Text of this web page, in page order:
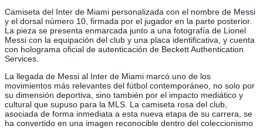
Camiseta del Inter de Miami personalizada con el nombre de Messi
y el dorsal número 10, firmada por el jugador en la parte posterior.
La pieza se presenta enmarcada junto a una fotografía de Lionel
Messi con la equipación del club y una placa identificativa, y cuenta
con holograma oficial de autenticación de Beckett Authentication
Services.
La llegada de Messi al Inter de Miami marcó uno de los
movimientos más relevantes del fútbol contemporáneo, no solo por
su dimensión deportiva, sino también por el impacto mediático y
cultural que supuso para la MLS. La camiseta rosa del club,
asociada de forma inmediata a esta nueva etapa de su carrera, se
ha convertido en una imagen reconocible dentro del coleccionismo